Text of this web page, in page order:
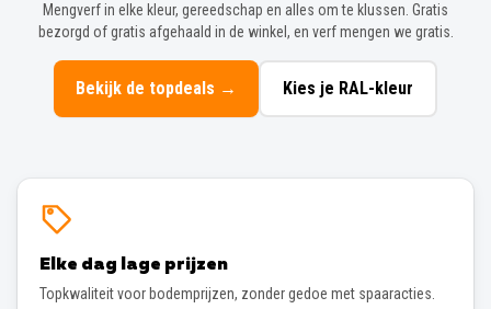
Mengverf in elke kleur, gereedschap en alles om te klussen. Gratis
bezorgd of gratis afgehaald in de winkel, en verf mengen we gratis.
Bekijk de topdeals → Kies je RAL-kleur
Elke dag lage prijzen
Topkwaliteit voor bodemprijzen, zonder gedoe met spaaracties.